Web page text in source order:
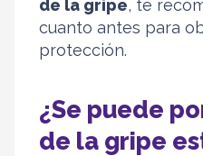
de la gripe, te
cuanto antes para
protección.
¿Se puede
de la gripe